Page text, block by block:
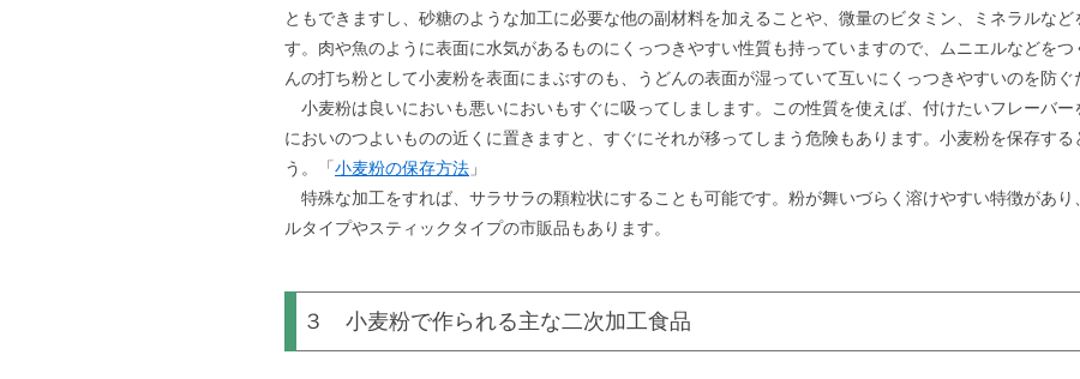
ともできますし、砂糖のような加工に必要な他の副材料を加えることや、微量のビタミン、ミネラルな
す。肉や魚のように表面に水気があるものにくっつきやすい性質も持っていますので、ムニエルなどを
んの打ち粉として小麦粉を表面にまぶすのも、うどんの表面が湿っていて互いにくっつきやすいのを防ぐ
小麦粉は良いにおいも悪いにおいもすぐに吸ってしまします。この性質を使えば、付けたいフレーバー
においのつよいものの近くに置きますと、すぐにそれが移ってしまう危険もあります。小麦粉を保存する
う。「小麦粉の保存方法 」
特殊な加工をすれば、サラサラの顆粒状にすることも可能です。粉が舞いづらく溶けやすい特徴があり
ルタイプやスティックタイプの市販品もあります。
３ 小麦粉で作られる主な二次加工食品